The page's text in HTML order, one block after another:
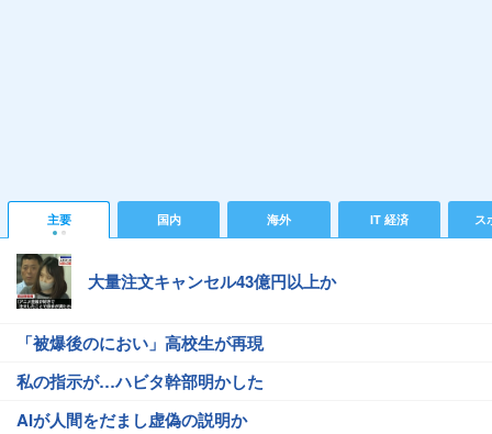
主要 国内 海外 IT 経済 ス
大量注文キャンセル43億円以上か
「被爆後のにおい」高校生が再現
私の指示が…ハビタ幹部明かした
AIが人間をだまし虚偽の説明か